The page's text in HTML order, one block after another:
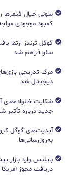
کمبود موجودی
سئو فراهم شد
دیجیتال شد
شکایت خانواده‌های
جدید درباره تأثیر
آپدیت‌های گوگل
به‌روزرسانی‌ها
بایننس وارد بازار
دریافت مجوز